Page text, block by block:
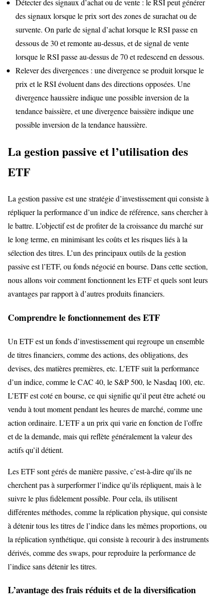
Détecter des signaux d’achat ou de vente : le RSI peut générer
des signaux lorsque le prix sort des zones de surachat ou de
survente. On parle de signal d’achat lorsque le RSI passe en
dessous de 30 et remonte au-dessus, et de signal de vente
lorsque le RSI passe au-dessus de 70 et redescend en dessous.
Relever des divergences : une divergence se produit lorsque le
prix et le RSI évoluent dans des directions opposées. Une
divergence haussière indique une possible inversion de la
tendance baissière, et une divergence baissière indique une
possible inversion de la tendance haussière.
La gestion passive et l’utilisation des
ETF
La gestion passive est une stratégie d’investissement qui consiste à
répliquer la performance d’un indice de référence, sans chercher à
le battre. L’objectif est de profiter de la croissance du marché sur
le long terme, en minimisant les coûts et les risques liés à la
sélection des titres. L’un des principaux outils de la gestion
passive est l’ETF, ou fonds négocié en bourse. Dans cette section,
nous allons voir comment fonctionnent les ETF et quels sont leurs
avantages par rapport à d’autres produits financiers.
Comprendre le fonctionnement des ETF
Un ETF est un fonds d’investissement qui regroupe un ensemble
de titres financiers, comme des actions, des obligations, des
devises, des matières premières, etc. L’ETF suit la performance
d’un indice, comme le CAC 40, le S&P 500, le Nasdaq 100, etc.
L’ETF est coté en bourse, ce qui signifie qu’il peut être acheté ou
vendu à tout moment pendant les heures de marché, comme une
action ordinaire. L’ETF a un prix qui varie en fonction de l’offre
et de la demande, mais qui reflète généralement la valeur des
actifs qu’il détient.
Les ETF sont gérés de manière passive, c’est-à-dire qu’ils ne
cherchent pas à surperformer l’indice qu’ils répliquent, mais à le
suivre le plus fidèlement possible. Pour cela, ils utilisent
différentes méthodes, comme la réplication physique, qui consiste
à détenir tous les titres de l’indice dans les mêmes proportions, ou
la réplication synthétique, qui consiste à recourir à des instruments
dérivés, comme des swaps, pour reproduire la performance de
l’indice sans détenir les titres.
L’avantage des frais réduits et de la diversification